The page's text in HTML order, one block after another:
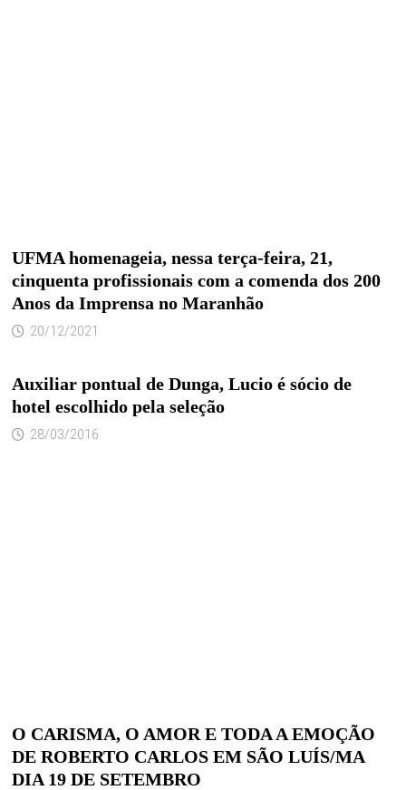
UFMA homenageia, nessa terça-feira, 21,
cinquenta profissionais com a comenda dos 200
Anos da Imprensa no Maranhão
20/12/2021
Auxiliar pontual de Dunga, Lucio é sócio de
hotel escolhido pela seleção
28/03/2016
O CARISMA, O AMOR E TODA A EMOÇÃO
DE ROBERTO CARLOS EM SÃO LUÍS/MA
DIA 19 DE SETEMBRO